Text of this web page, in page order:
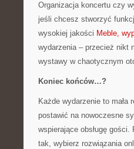
Organizacja koncertu czy
jeśli chcesz stworzyć
wysokiej jakości Meble,
wydarzenia – przecież nikt
wystawy w chaotycznym
Koniec końców…?
Każde wydarzenie to mała
postawić na nowoczesne
wspierające obsługę
tak, wybierz rozwiązania